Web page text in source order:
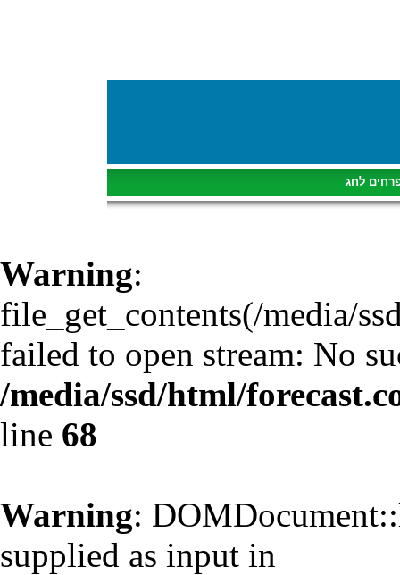
לחג
Warning:
file_get_contents(/media/
failed to open stream: No
/media/ssd/html/
line 68
Warning:
supplied as input in